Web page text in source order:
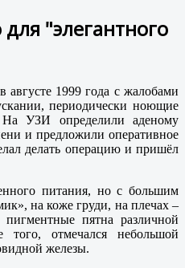
"элегантного
августе 1999 года с жалобами
периодически ноющие
УЗИ определили аденому
и предложили оперативное
делать операцию и пришёл
питания, но с большим
на коже груди, на плечах –
пятна различной
отмечался небольшой
железы.